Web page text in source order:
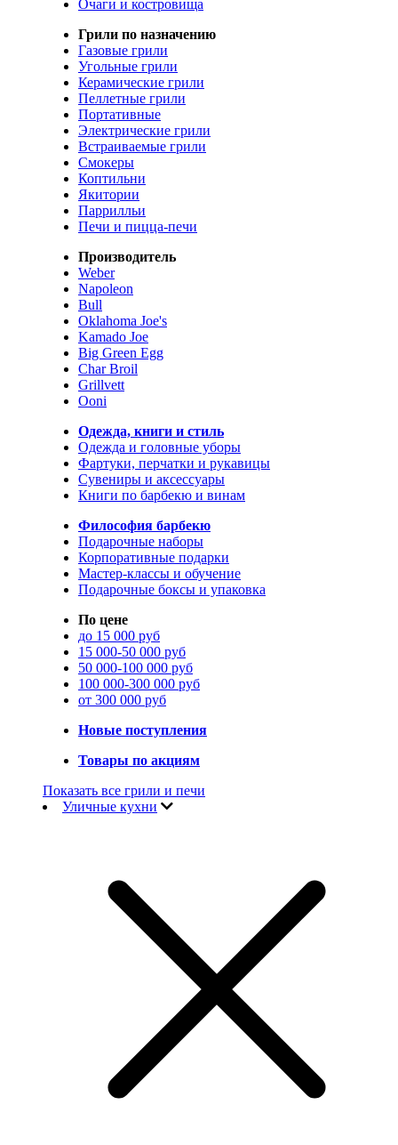
Очаги и костровища
Грили по назначению
Газовые грили
Угольные грили
Керамические грили
Пеллетные грили
Портативные
Электрические грили
Встраиваемые грили
Смокеры
Коптильни
Якитории
Паррилльи
Печи и пицца-печи
Производитель
Weber
Napoleon
Bull
Oklahoma Joe's
Kamado Joe
Big Green Egg
Char Broil
Grillvett
Ooni
Одежда, книги и стиль
Одежда и головные уборы
Фартуки, перчатки и рукавицы
Сувениры и аксессуары
Книги по барбекю и винам
Философия барбекю
Подарочные наборы
Корпоративные подарки
Мастер-классы и обучение
Подарочные боксы и упаковка
По цене
до 15 000 руб
15 000-50 000 руб
50 000-100 000 руб
100 000-300 000 руб
от 300 000 руб
Новые поступления
Товары по акциям
Показать все грили и печи
Уличные кухни